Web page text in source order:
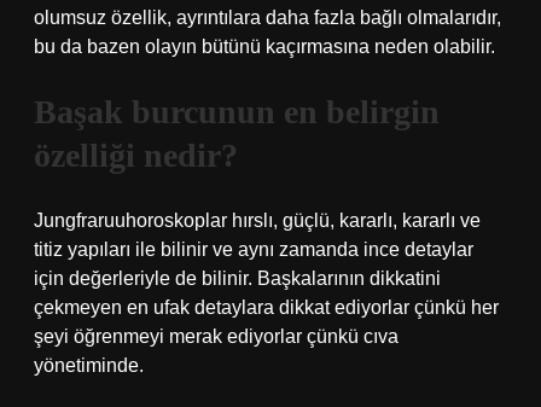
olumsuz özellik, ayrıntılara daha fazla bağlı olmalarıdır,
bu da bazen olayın bütünü kaçırmasına neden olabilir.
Başak burcunun en belirgin
özelliği nedir?
Jungfraruuhoroskoplar hırslı, güçlü, kararlı, kararlı ve
titiz yapıları ile bilinir ve aynı zamanda ince detaylar
için değerleriyle de bilinir. Başkalarının dikkatini
çekmeyen en ufak detaylara dikkat ediyorlar çünkü her
şeyi öğrenmeyi merak ediyorlar çünkü cıva
yönetiminde.